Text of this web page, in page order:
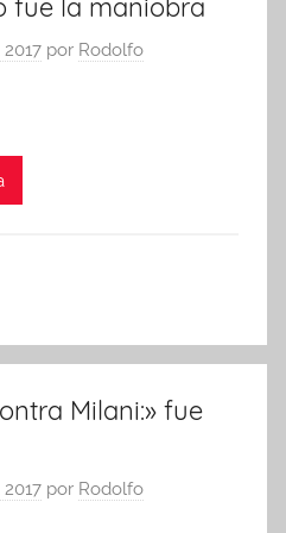
fue la maniobra
por Rodolfo
Milani:» fue
por Rodolfo